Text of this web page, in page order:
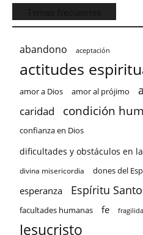
abandono aceptación
actitudes
amor a Dios amor al prójimo
caridad condición
confianza en Dios
dificultades y obstáculos en
divina misericordia dones del
esperanza Espíritu Santo
facultades humanas fe
Jesucristo